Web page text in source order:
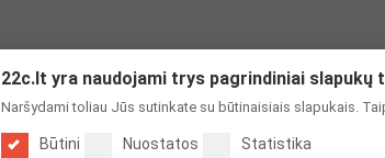
22c.lt yra naudojami trys pagrindiniai slapukų
Naršydami toliau Jūs sutinkate su būtinaisiais slapukais.
Būtini Nuostatos Statistika